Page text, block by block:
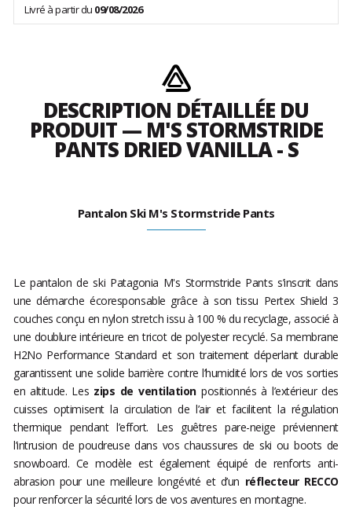
Livré à partir du 09/08/2026
DESCRIPTION DÉTAILLÉE DU
PRODUIT — M'S STORMSTRIDE
PANTS DRIED VANILLA - S
Pantalon Ski M's Stormstride Pants
Le pantalon de ski Patagonia M's Stormstride Pants s’inscrit dans
une démarche écoresponsable grâce à son tissu Pertex Shield 3
couches conçu en nylon stretch issu à 100 % du recyclage, associé à
une doublure intérieure en tricot de polyester recyclé. Sa membrane
H2No Performance Standard et son traitement déperlant durable
garantissent une solide barrière contre l’humidité lors de vos sorties
en altitude. Les zips de ventilationpositionnés à l’extérieur des
cuisses optimisent la circulation de l’air et facilitent la régulation
thermique pendant l’effort. Les guêtres pare-neige préviennent
l’intrusion de poudreuse dans vos chaussures de ski ou boots de
snowboard. Ce modèle est également équipé de renforts anti-
abrasion pour une meilleure longévité et d’un réflecteur RECCO
pour renforcer la sécurité lors de vos aventures en montagne.